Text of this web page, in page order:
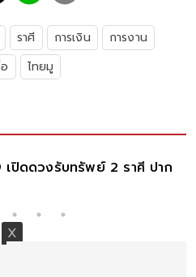
ราศี การเงิน
การงาน
ไทยมู
ปิดดวงรับทรัพย์ 2 ราศี ปาก